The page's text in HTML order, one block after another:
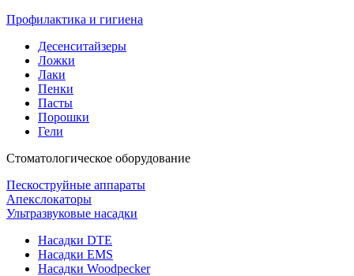
Профилактика и гигиена
Десенситайзеры
Ложки
Лаки
Пенки
Пасты
Порошки
Гели
Стоматологическое оборудование
Пескоструйные аппараты
Апекслокаторы
Ультразвуковые насадки
Насадки DTE
Насадки EMS
Насадки Woodpecker